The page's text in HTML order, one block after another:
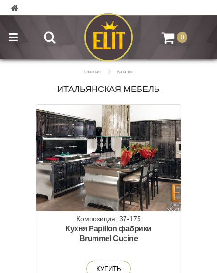
0
Главная Каталог
ИТАЛЬЯНСКАЯ МЕБЕЛЬ
Композиция: 37-175
Кухня Papillon фабрики
Brummel Cucine
КУПИТЬ